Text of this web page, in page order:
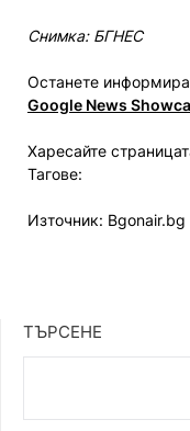
Снимка: БГНЕС
Останете
Google News
Харесайте
Тагове:
Източник: Bgonair.bg
ТЪРСЕНЕ